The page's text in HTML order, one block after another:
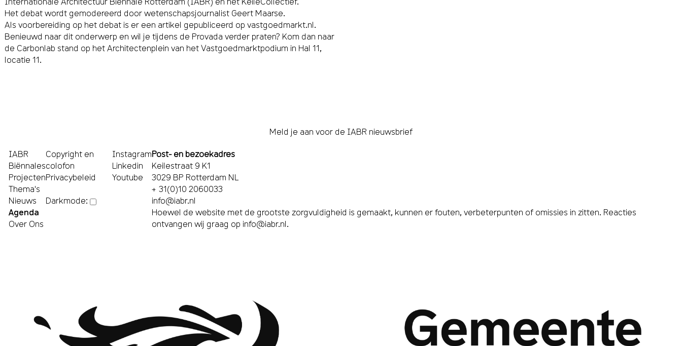
Het debat wordt gemodereerd door wetenschapsjournalist Geert Maarse.
Als voorbereiding op het debat is er een artikel gepubliceerd op vastgoedmarkt.nl.
Benieuwd naar dit onderwerp en wil je tijdens de Provada verder praten? Kom dan naar
de Carbonlab stand op het Architectenplein van het Vastgoedmarktpodium in Hal 11,
locatie 11.
Meld je aan voor de IABR nieuwsbrief
IABR
Biënnales
Projecten
Thema's
Nieuws
Agenda
Over Ons
Copyright en
colofon
Privacybeleid
Darkmode:
Instagram
Linkedin
Youtube
Post- en bezoekadres
Keilestraat 9 K1
3029 BP Rotterdam NL
+ 31(0)10 2060033
info@iabr.nl
Hoewel de website met de grootste zorgvuldigheid is gemaakt, kunnen er fouten, verbeterpunten of omissies in zitten. Reacties
ontvangen wij graag op info@iabr.nl.